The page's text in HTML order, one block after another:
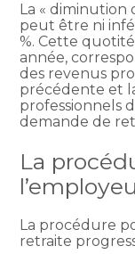
La « diminution
peut être ni
%. Cette
année,
des revenus
précédente et
professionnels
demande de
La
La procédure
retraite